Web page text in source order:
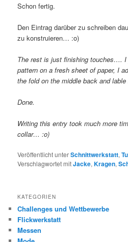
Schon fertig.
Den Eintrag darüber zu schreiben
zu konstruieren… :o)
The rest is just finishing touches…. I
pattern on a fresh sheet of paper, I
the fold on the middle back and
Done.
Writing this entry took much more
collar… :o)
Veröffentlicht unterSchnittwerkstatt,
Verschlagwortet mitJacke,Kragen,
KATEGORIEN
Challenges und Wettbewerbe
Flickwerkstatt
Messen